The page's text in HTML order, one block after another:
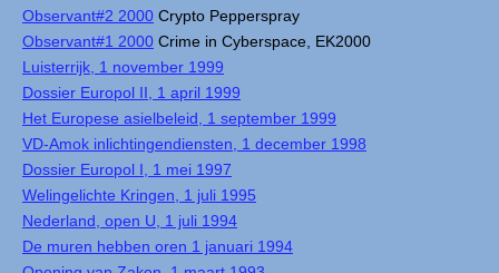
Observant#2 2000 Crypto Pepperspray
Observant#1 2000 Crime in Cyberspace, EK2000
Luisterrijk, 1 november 1999
Dossier Europol II, 1 april 1999
Het Europese asielbeleid, 1 september 1999
VD-Amok inlichtingendiensten, 1 december 1998
Dossier Europol I, 1 mei 1997
Welingelichte Kringen, 1 juli 1995
Nederland, open U, 1 juli 1994
De muren hebben oren 1 januari 1994